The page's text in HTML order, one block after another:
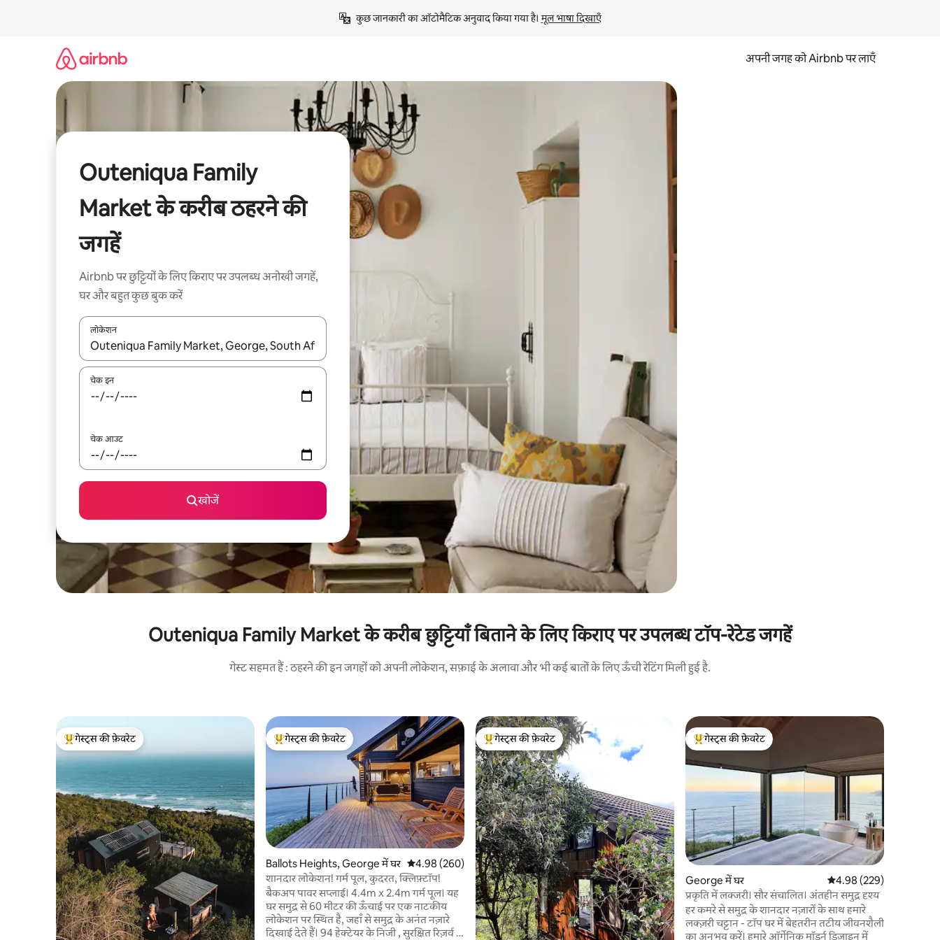
कुछ जानकारी का ऑटोमैटिक अनुवाद किया गया है। मूल भाषा दिखाएँ
अपनी जगह को Airbnb पर लाएँ
Outeniqua Family
Market के करीब ठहरने की
जगहें
Airbnb पर छुट्टियों के लिए किराए पर उपलब्ध अनोखी जगहें,
घर और बहुत कुछ बुक करें
लोकेशन
नतीजों के उपलब्ध होने पर, अप और डाउन 'ऐरो की' का इस्तेमाल करके नेविगेट करें या टच या फिर स्वाइप जेस्चर का इस्तेमाल करके एक्सप्लोर करें।
चेक इन
चेक आउट
खोजें
Outeniqua Family Market के करीब छुट्टियाँ बिताने के लिए किराए पर उपलब्ध टॉप-रेटेड जगहें
गेस्ट सहमत हैं : ठहरने की इन जगहों को अपनी लोकेशन, सफ़ाई के अलावा और भी कई बातों के लिए ऊँची रेटिंग मिली हुई है.
गेस्ट्स का टॉप फ़ेवरेट
गेस्ट्स की फ़ेवरेट
गेस्ट्स का टॉप फ़ेवरेट
गेस्ट्स की फ़ेवरेट
Ballots Heights, George में घर औसत रेटिंग 5 में से 4.98, 260 समीक्षाएँ
4.98 (260)
शानदार लोकेशन! गर्म पूल, कुदरत, क्लिफ़्टॉप!
बैकअप पावर सप्लाई। 4.4m x 2.4m गर्म पूल। यह
घर समुद्र से 60 मीटर की ऊँचाई पर एक नाटकीय
लोकेशन पर स्थित है, जहाँ से समुद्र के अनंत नज़ारे
दिखाई देते हैं। 94 हेक्टेयर के निजी , सुरक्षित रिज़र्व में
गेस्ट्स का टॉप फ़ेवरेट
गेस्ट्स की फ़ेवरेट
गेस्ट्स का टॉप फ़ेवरेट
गेस्ट्स की फ़ेवरेट
George में घर औसत रेटिंग 5 में से 4.98,
4.98 (229)
प्रकृति में लक्जरी। सौर संचालित। अंतहीन समुद्र दृश्य
हर कमरे से समुद्र के शानदार नज़ारों के साथ हमारे
लक्ज़री चट्टान - टॉप घर में बेहतरीन तटीय जीवनशैली
का अनुभव करें। हमारे ऑर्गेनिक मॉडर्न डिज़ाइन में